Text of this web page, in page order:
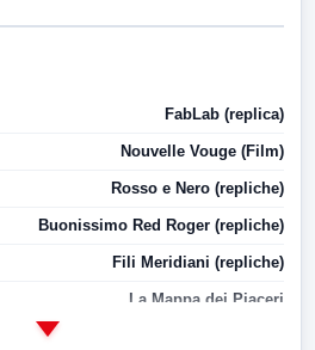
FabLab (replica)
Nouvelle Vouge (Film)
Rosso e Nero (repliche)
Buonissimo Red Roger (repliche)
Fili Meridiani (repliche)
La Mappa dei Piaceri